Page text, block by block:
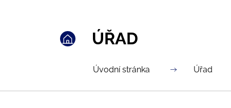
ÚŘAD
Úvodní stránka Úřad